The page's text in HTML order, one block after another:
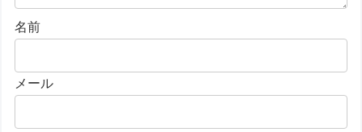
名前
メール